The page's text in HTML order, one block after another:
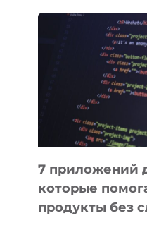
ДЛЯ
7 приложений
которые
продукты без